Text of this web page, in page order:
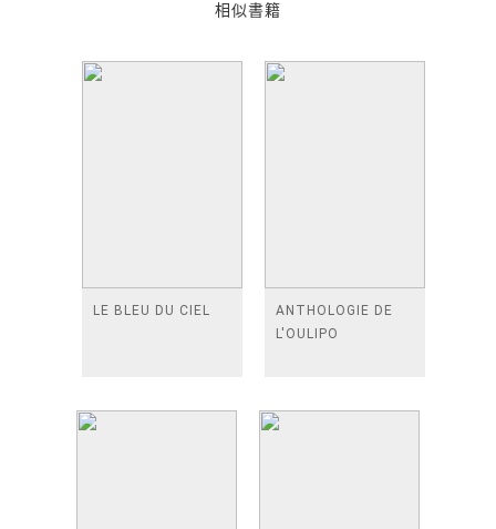
相似書籍
LE BLEU DU CIEL
ANTHOLOGIE DE
L'OULIPO